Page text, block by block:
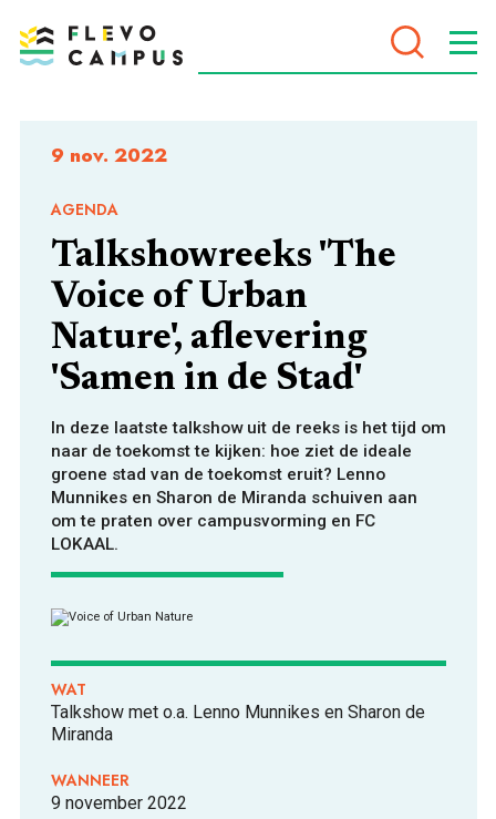
PROGRAMMA’S
VOOR WIE
ONTDEKKEN
9 nov. 2022
AGENDA
Talkshowreeks 'The
Voice of Urban
Nature', aflevering
'Samen in de Stad'
In deze laatste talkshow uit de reeks is het tijd om
naar de toekomst te kijken: hoe ziet de ideale
groene stad van de toekomst eruit? Lenno
Munnikes en Sharon de Miranda schuiven aan
om te praten over campusvorming en FC
LOKAAL.
WAT
Talkshow met o.a. Lenno Munnikes en Sharon de
Miranda
WANNEER
9 november 2022